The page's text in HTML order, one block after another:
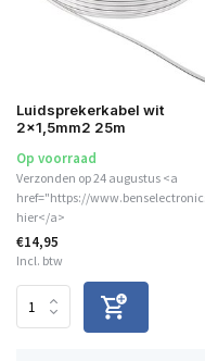
Luidsprekerkabel wit
2x1,5mm2 25m
Op voorraad
Verzonden op 24 augustus <a
href="https://
hier</a>
€14,95
Incl. btw